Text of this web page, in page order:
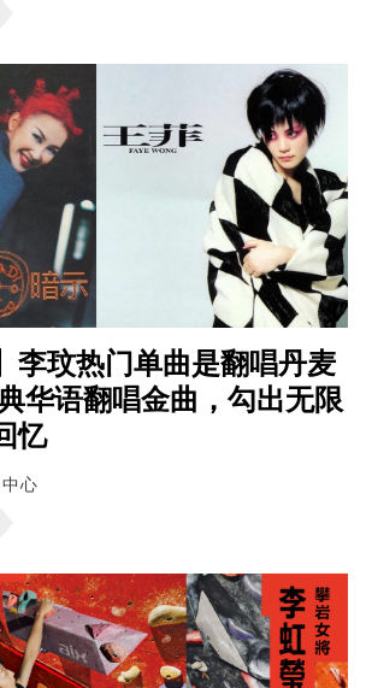
李玟热门单曲是翻唱丹麦
华语翻唱金曲，勾出无限
忆
心